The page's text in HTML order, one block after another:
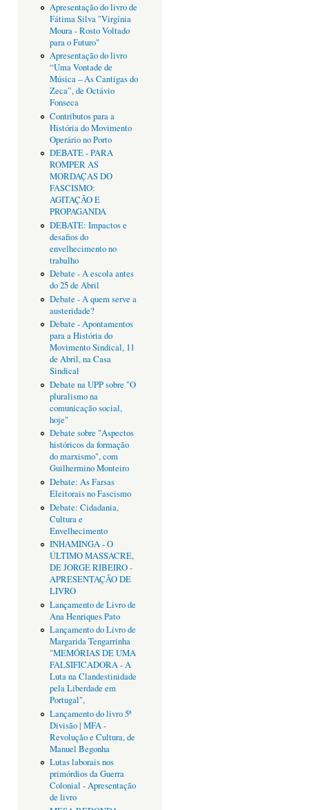
Apresentação do livro de
Fátima Silva "Virgínia
Moura - Rosto Voltado
para o Futuro"
Apresentação do livro
“Uma Vontade de
Música – As Cantigas do
Zeca”, de Octávio
Fonseca
Contributos para a
História do Movimento
Operário no Porto
DEBATE - PARA
ROMPER AS
MORDAÇAS DO
FASCISMO:
AGITAÇÃO E
PROPAGANDA
DEBATE: Impactos e
desafios do
envelhecimento no
trabalho
Debate - A escola antes
do 25 de Abril
Debate - A quem serve a
austeridade?
Debate - Apontamentos
para a História do
Movimento Sindical, 11
de Abril, na Casa
Sindical
Debate na UPP sobre "O
pluralismo na
comunicação social,
hoje"
Debate sobre "Aspectos
históricos da formação
do marxismo", com
Guilhermino Monteiro
Debate: As Farsas
Eleitorais no Fascismo
Debate: Cidadania,
Cultura e
Envelhecimento
INHAMINGA - O
ÚLTIMO MASSACRE,
DE JORGE RIBEIRO -
APRESENTAÇÃO DE
LIVRO
Lançamento de Livro de
Ana Henriques Pato
Lançamento do Livro de
Margarida Tengarrinha
"MEMÓRIAS DE UMA
FALSIFICADORA - A
Luta na Clandestinidade
pela Liberdade em
Portugal",
Lançamento do livro 5ª
Divisão | MFA -
Revolução e Cultura, de
Manuel Begonha
Lutas laborais nos
primórdios da Guerra
Colonial - Apresentação
de livro